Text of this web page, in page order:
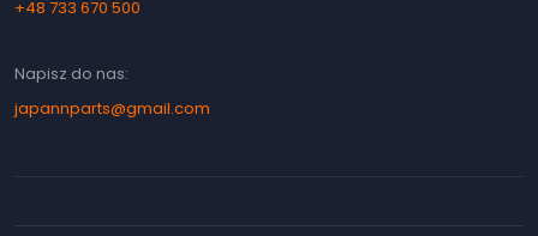
+48 733 670 500
Napisz do nas:
japannparts@gmail.com